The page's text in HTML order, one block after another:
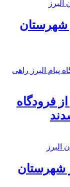
در شهرستان
فرودگاه
شهرستان